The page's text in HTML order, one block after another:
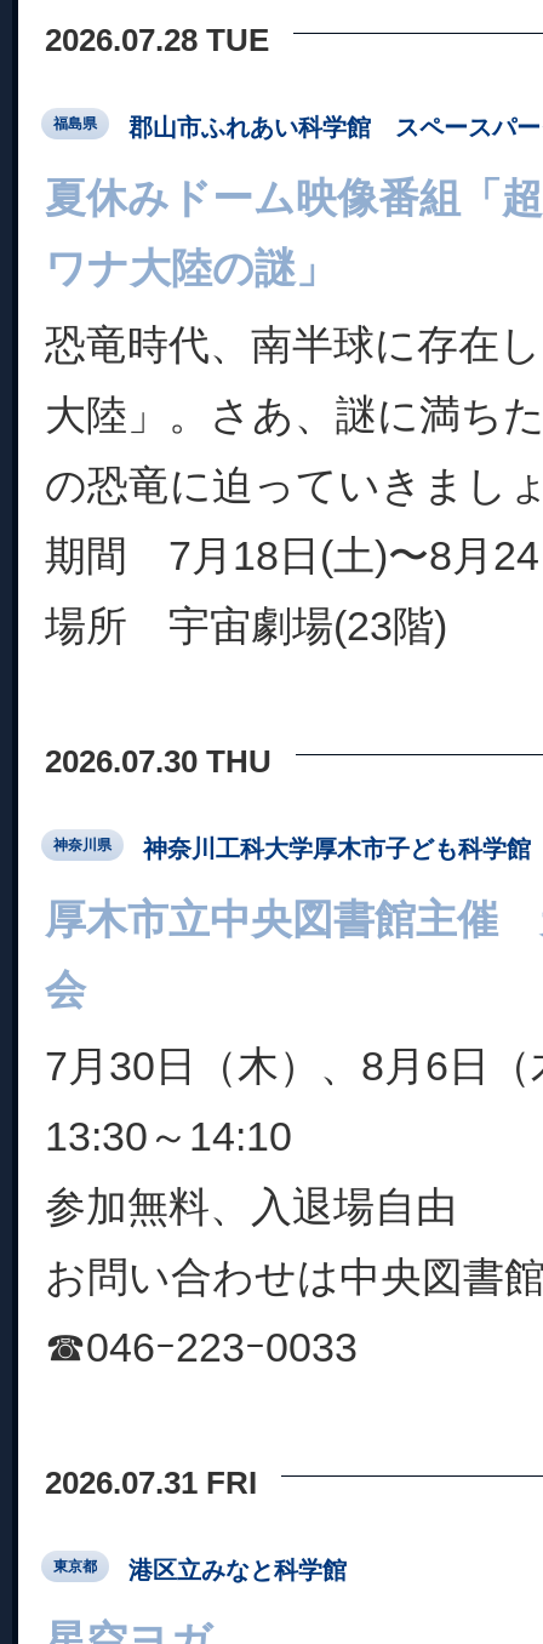
2026.07.28 TUE
福島県 郡山市ふれあい科学館 スペースパ
夏休みドーム映像番組「
ワナ大陸の謎」
恐竜時代、南半球に存在
大陸」。さあ、謎に満ち
の恐竜に迫っていきまし
期間 7月18日(土)〜8月
場所 宇宙劇場(23階)
2026.07.30 THU
神奈川県 神奈川工科大学厚木市子ども科学館
厚木市立中央図書館主催
会
7月30日（木）、8月6日（
13:30～14:10
参加無料、入退場自由
お問い合わせは中央図書
☎046ｰ223ｰ0033
2026.07.31 FRI
東京都 港区立みなと科学館